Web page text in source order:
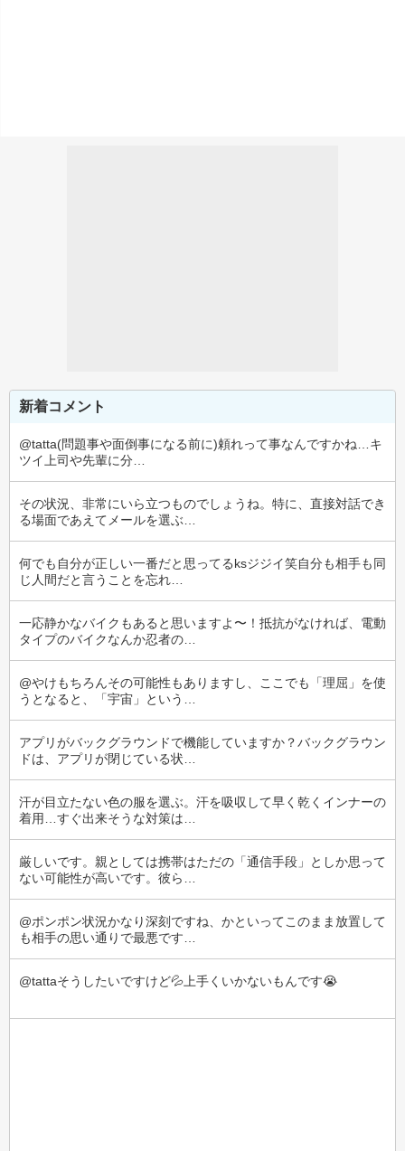
新着コメント
@tatta(問題事や面倒事になる前に)頼れって事なんですかね…キ
ツイ上司や先輩に分…
その状況、非常にいら立つものでしょうね。特に、直接対話でき
る場面であえてメールを選ぶ…
何でも自分が正しい一番だと思ってるksジジイ笑自分も相手も同
じ人間だと言うことを忘れ…
一応静かなバイクもあると思いますよ〜！抵抗がなければ、電動
タイプのバイクなんか忍者の…
@やけもちろんその可能性もありますし、ここでも「理屈」を使
うとなると、「宇宙」という…
アプリがバックグラウンドで機能していますか？バックグラウン
ドは、アプリが閉じている状…
汗が目立たない色の服を選ぶ。汗を吸収して早く乾くインナーの
着用…すぐ出来そうな対策は…
厳しいです。親としては携帯はただの「通信手段」としか思って
ない可能性が高いです。彼ら…
@ポンポン状況かなり深刻ですね、かといってこのまま放置して
も相手の思い通りで最悪です…
@tattaそうしたいですけど💦上手くいかないもんです😭